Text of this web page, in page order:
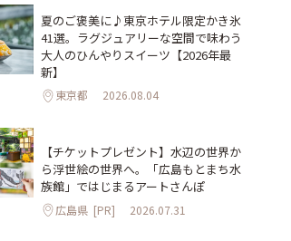
夏のご褒美に♪東京ホテル限定かき氷
41選。ラグジュアリーな空間で味わう
大人のひんやりスイーツ【2026年最
新】
東京都 2026.08.04
【チケットプレゼント】水辺の世界か
ら浮世絵の世界へ。「広島もとまち水
族館」ではじまるアートさんぽ
広島県 [PR] 2026.07.31